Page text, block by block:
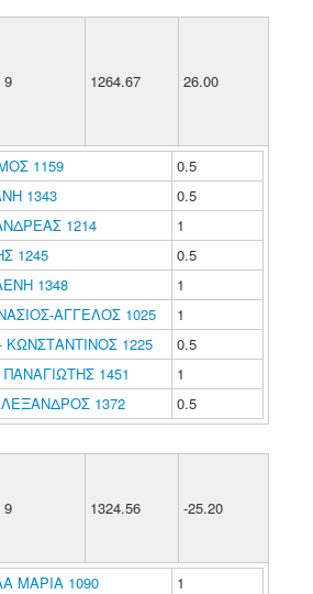
9 1264.67 26.00
1159
0.5
1343
0.5
1214
1
1245
0.5
1348
1
ΑΓΓΕΛΟΣ 1025
1
1225
0.5
1451
1
1372
0.5
9 1324.56 -25.20
ΜΑΡΙΑ 1090 1